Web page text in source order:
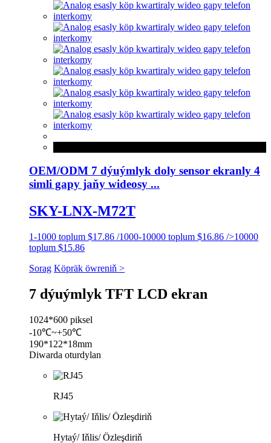
OEM/ODM 7 dýuýmlyk doly sensor ekranly 4
simli gapy jaňy wideosy ...
SKY-LNX-M72T
1-1000 toplum $17.86 /1000-10000 toplum $16.86 />10000
toplum $15.86
Sorag Köpräk öwreniň >
7 dýuýmlyk TFT LCD ekran
1024*600 piksel
-10℃~+50℃
190*122*18mm
Diwarda oturdylan
RJ45
Hytaý/ Iňlis/ Özleşdiriň